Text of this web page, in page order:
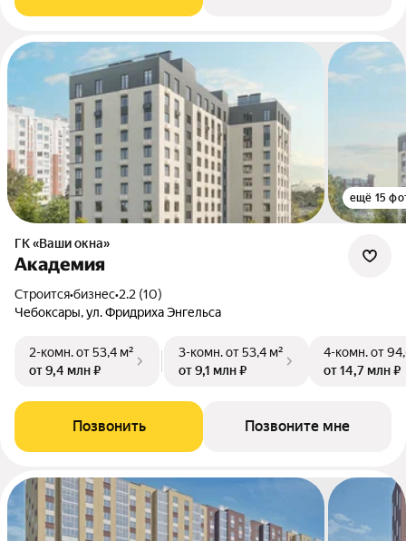
ещё 15
ГК «Ваши окна»
Академия
Строится•бизнес•2.2 (10)
Чебоксары, ул. Фридриха Энгельса
2-комн.от 53,4 м²
от 9,4 млн ₽
3-комн.от 53,4 м²
от 9,1 млн ₽
4-комн.от
от 14,7 млн ₽
Позвонить Позвоните мне